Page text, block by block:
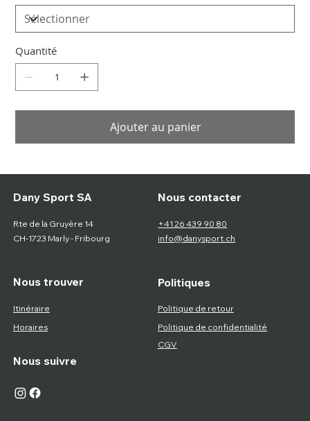
Quantité
Ajouter au panier
Nous trouver
Itinéraire
Dany Sport SA
Rte de la Gruyère 14
CH-1723 Marly - Fribourg
Nous suivre
Horaires
Politiques
Politique de retour
Nous contacter
+41 26 439 90 80
info@danysport.ch
Politique de confidentialité
CGV